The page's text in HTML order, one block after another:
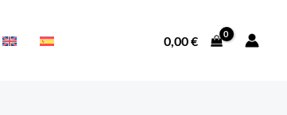
0,00€